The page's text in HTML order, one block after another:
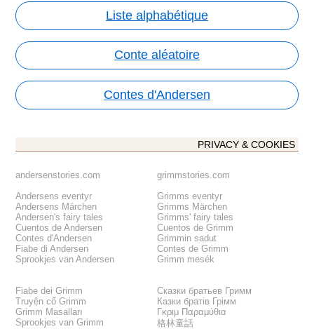
Liste alphabétique
Conte aléatoire
Contes d'Andersen
PRIVACY & COOKIES
andersenstories.com
Andersens eventyr
Andersens Märchen
Andersen's fairy tales
Cuentos de Andersen
Contes d'Andersen
Fiabe di Andersen
Sprookjes van Andersen
grimmstories.com
Grimms eventyr
Grimms Märchen
Grimms' fairy tales
Cuentos de Grimm
Grimmin sadut
Contes de Grimm
Grimm mesék
Fiabe dei Grimm
Truyện cổ Grimm
Grimm Masalları
Sprookjes van Grimm
Сказки братьев Гримм
Казки братів Грімм
Γκριμ Παραμύθια
格林童話